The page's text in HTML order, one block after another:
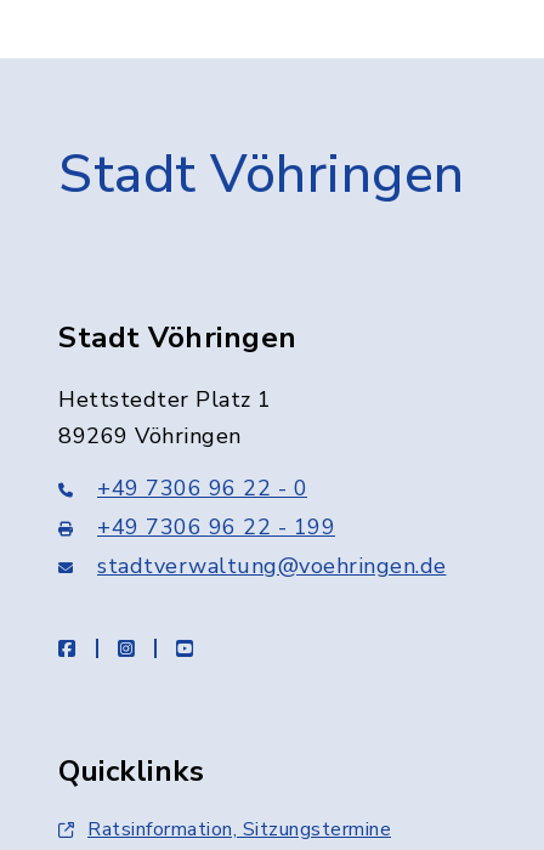
Stadt Vöhringen
Stadt Vöhringen
Hettstedter Platz 1
89269 Vöhringen
+49 7306 96 22 - 0
+49 7306 96 22 - 199
stadtverwaltung@voehringen.de
facebookinstagramyoutube
Quicklinks
Ratsinformation, Sitzungstermine